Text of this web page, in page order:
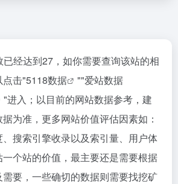
已经达到27，如你需要查询该站的相
点击"5118数据 ""爱站数据
"进入；以目前的网站数据参考，建
为准，更多网站价值评估因素如：
搜索引擎收录以及索引量、用户体
个站的价值，最主要还是需要根据
要，一些确切的数据则需要找挖矿